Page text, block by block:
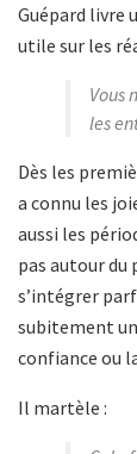
Guépard livre
utile sur les
Vous
les
Dès les
a connu les
aussi les
pas autour du
s’intégrer
subitement
confiance ou
Il martèle :